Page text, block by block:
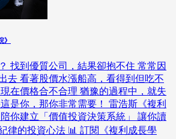
》
找到優質公司，結果卻抱不住 常常因
去 看著股價水漲船高，看得到但吃不
在價格合不合理 猶豫的過程中，就失
是你，那你非常需要！ 雷浩斯《複利
你建立「價值投資決策系統」 讓你讀
律的投資心法 📊 訂閱《複利成長學